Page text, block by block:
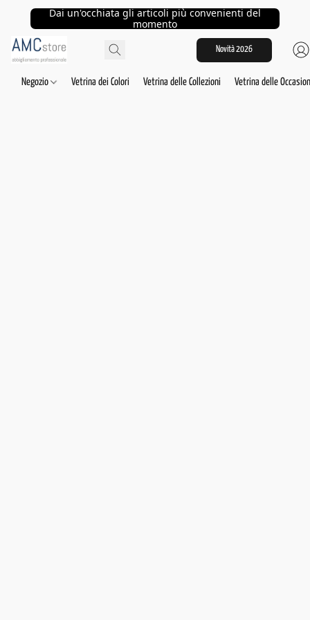
Dai un'occhiata gli articoli più convenienti del
momento
Novità 2026
Negozio Vetrina dei Colori Vetrina delle Collezioni Vetrina delle